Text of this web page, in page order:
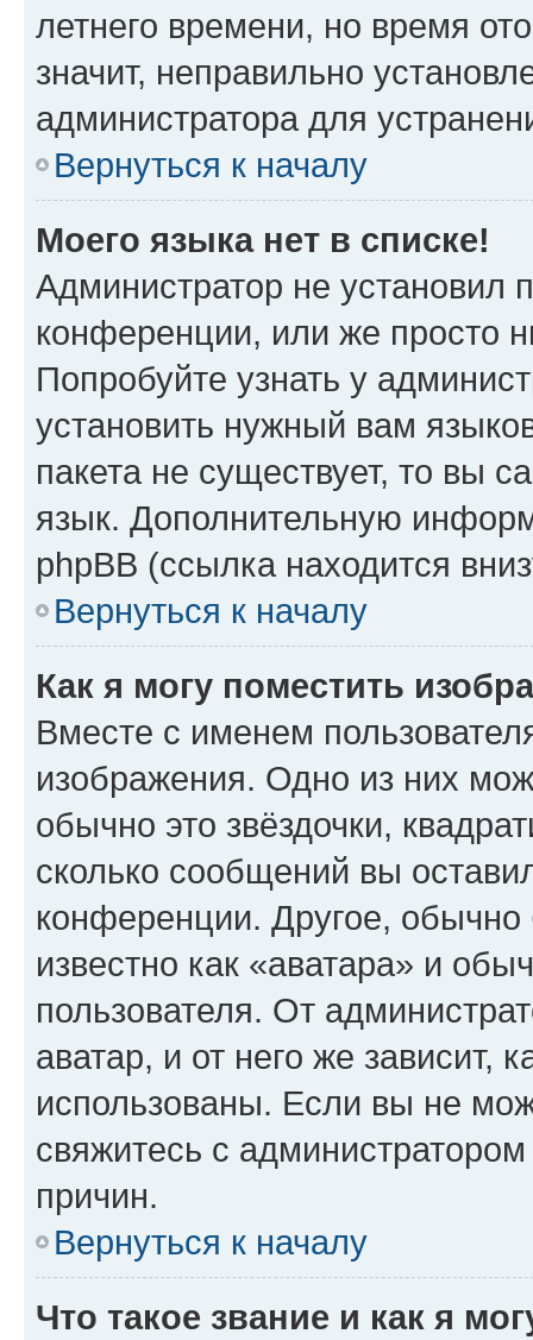
летнего времени, но время
значит, неправильно
администратора для
Вернуться к началу
Моего языка нет в списке!
Администратор не установил
конференции, или же просто
Попробуйте узнать у
установить нужный вам
пакета не существует, то вы
язык. Дополнительную
phpBB (ссылка находится
Вернуться к началу
Как я могу поместить
Вместе с именем
изображения. Одно из них
обычно это звёздочки,
сколько сообщений вы
конференции. Другое,
известно как «аватара» и
пользователя. От
аватар, и от него же зависит,
использованы. Если вы не
свяжитесь с
причин.
Вернуться к началу
Что такое звание и как я